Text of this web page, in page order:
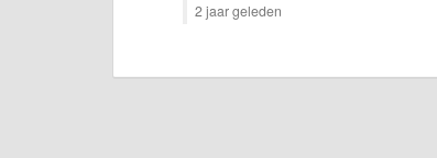
2 jaar geleden